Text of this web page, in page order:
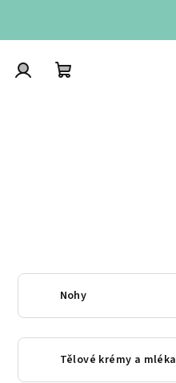
Nohy
Tělové krémy a mléka